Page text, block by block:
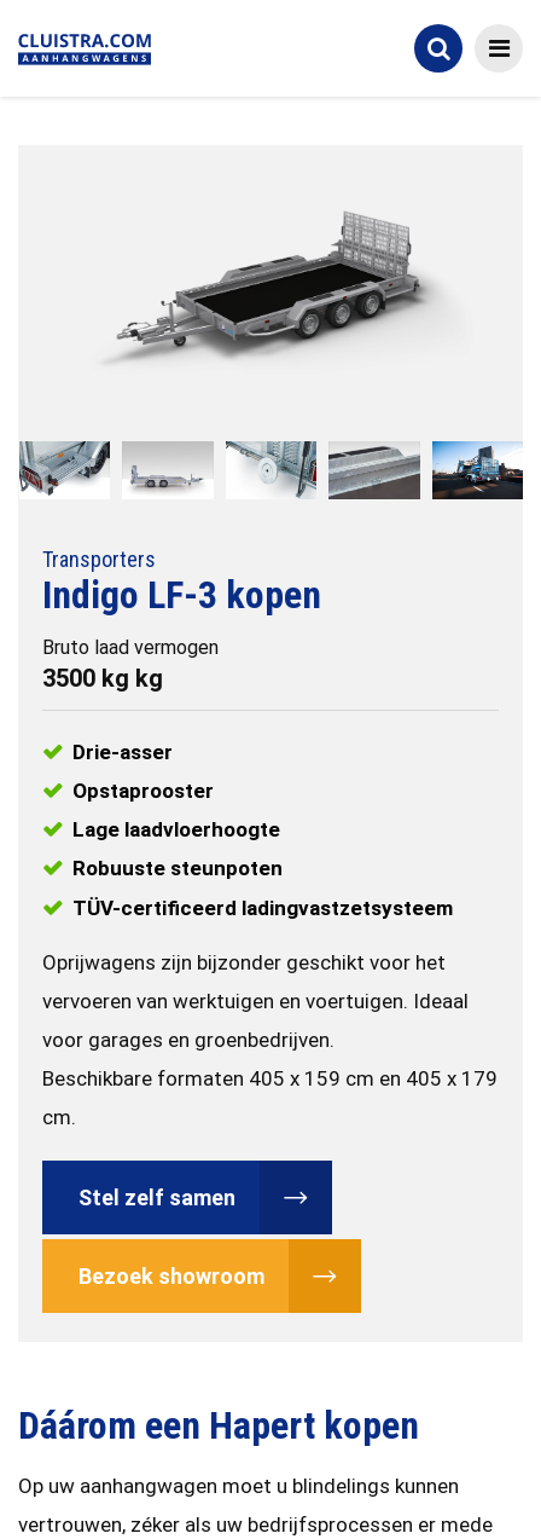
Transporters
Indigo LF-3 kopen
Bruto laad vermogen
3500 kg kg
Drie-asser
Opstaprooster
Lage laadvloerhoogte
Robuuste steunpoten
TÜV-certificeerd ladingvastzetsysteem
Oprijwagens zijn bijzonder geschikt voor het
vervoeren van werktuigen en voertuigen. Ideaal
voor garages en groenbedrijven.
Beschikbare formaten 405 x 159 cm en 405 x 179
cm.
Stel zelf samen
Bezoek showroom
Dáárom een Hapert kopen
Op uw aanhangwagen moet u blindelings kunnen
vertrouwen, zéker als uw bedrijfsprocessen er mede